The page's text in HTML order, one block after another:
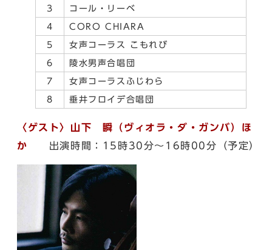
3 コール・リーベ
4 CORO CHIARA
5 女声コーラス こもれび
6 陵水男声合唱団
7 女声コーラスふじわら
8 垂井フロイデ合唱団
〈ゲスト〉山下 瞬（ヴィオラ・ダ・ガンバ）ほ
か
出演時間：15時30分〜16時00分（予定）